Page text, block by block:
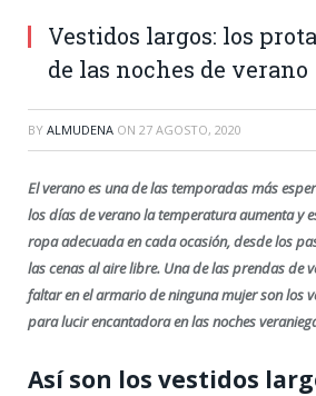
Vestidos largos: los
de las noches de verano
BY ALMUDENA ON 27 AGOSTO, 2020
El verano es una de las temporadas más
los días de verano la temperatura aumenta y
ropa adecuada en cada ocasión, desde los
las cenas al aire libre. Una de las prendas de
faltar en el armario de ninguna mujer son los
para lucir encantadora en las noches
Así son los vestidos